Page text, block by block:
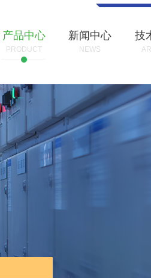
产品中心
PRODUCT
新闻中心
NEWS
技